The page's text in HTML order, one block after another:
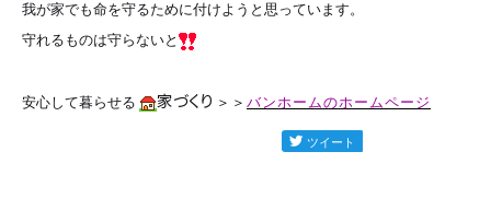
カタログ請求
採用情報
我が家でも命を守るために付けようと思っています。
守れるものは守らないと
安心して暮らせる 家づくり ＞＞ バンホームのホームページ